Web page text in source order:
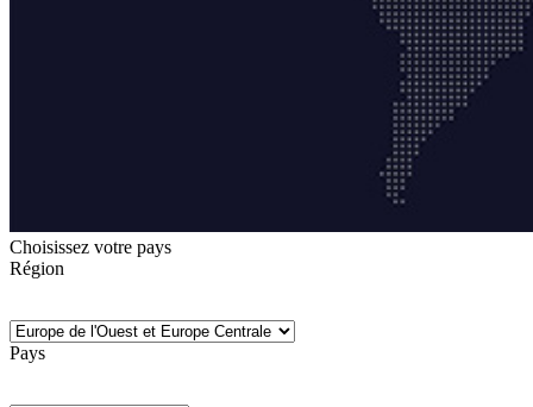
Choisissez votre pays
Région
Pays